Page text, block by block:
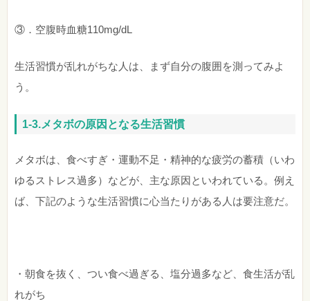
③．空腹時血糖110mg/dL
生活習慣が乱れがちな人は、まず自分の腹囲を測ってみよ
う。
1-3.メタボの原因となる生活習慣
メタボは、食べすぎ・運動不足・精神的な疲労の蓄積（いわ
ゆるストレス過多）などが、主な原因といわれている。例え
ば、下記のような生活習慣に心当たりがある人は要注意だ。
・朝食を抜く、つい食べ過ぎる、塩分過多など、食生活が乱
れがち